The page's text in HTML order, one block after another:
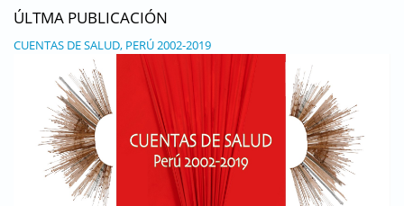
ÚLTMA PUBLICACIÓN
CUENTAS DE SALUD, PERÚ 2002-2019